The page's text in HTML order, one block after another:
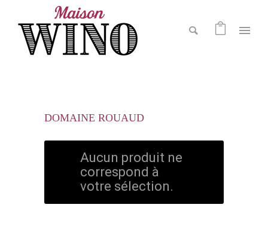
DOMAINE ROUAUD
Aucun produit ne
correspond à
votre sélection.